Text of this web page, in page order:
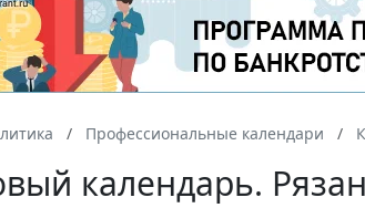
Профессиональные календари
календарь.